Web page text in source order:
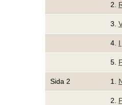
2.
3.
4.
5.
Sida 2 1.
2.